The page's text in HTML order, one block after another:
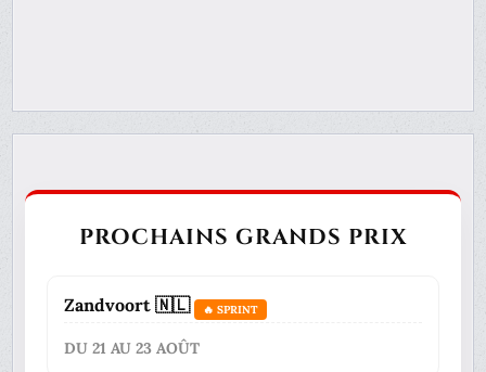
PROCHAINS GRANDS PRIX
Zandvoort 🇳🇱 🔥 SPRINT
DU 21 AU 23 AOÛT